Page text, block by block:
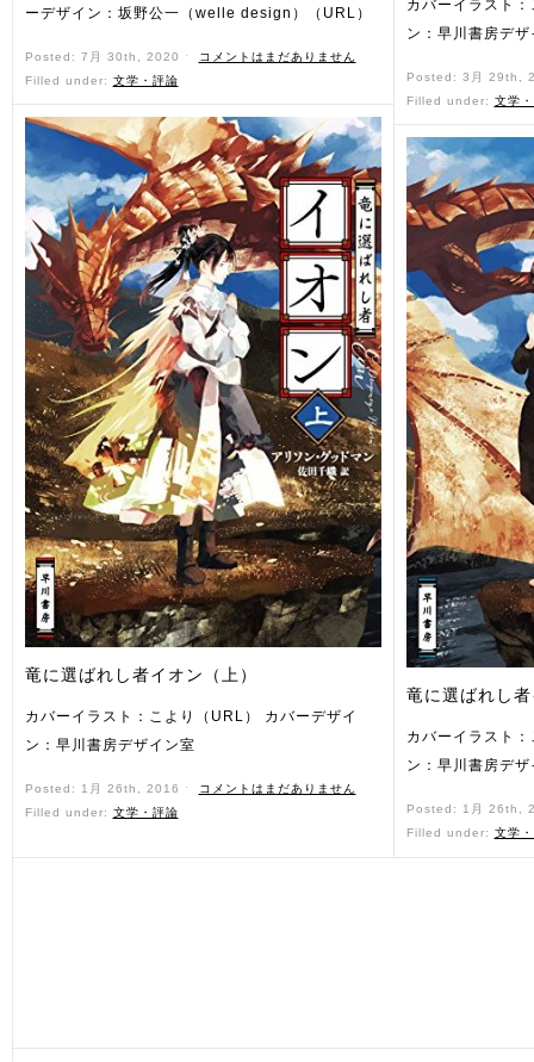
ーデザイン：坂野公一（welle design）（URL）
Posted: 7月 30th, 2020 ˑ
コメントはまだありません
Filled under: 文学・評論
竜に選ばれし者イオン（上）
カバーイラスト：こより（URL） カバーデザイ
ン：早川書房デザイン室
Posted: 1月 26th, 2016 ˑ
コメントはまだありません
Filled under: 文学・評論
カバーイラスト
ン：早川書房デザ
Posted: 3月 29th,
Filled under: 文学
竜に選ばれし
カバーイラスト
ン：早川書房デザ
Posted: 1月 26th,
Filled under: 文学